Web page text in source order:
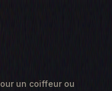
un coiffeur ou